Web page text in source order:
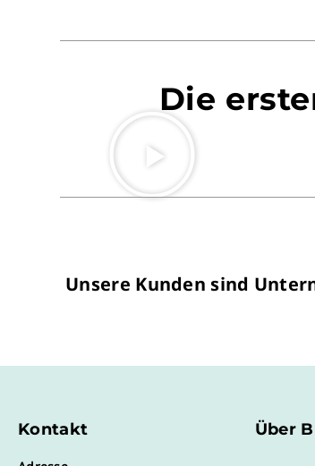
Die
Unsere Kunden sind
Kontakt Über